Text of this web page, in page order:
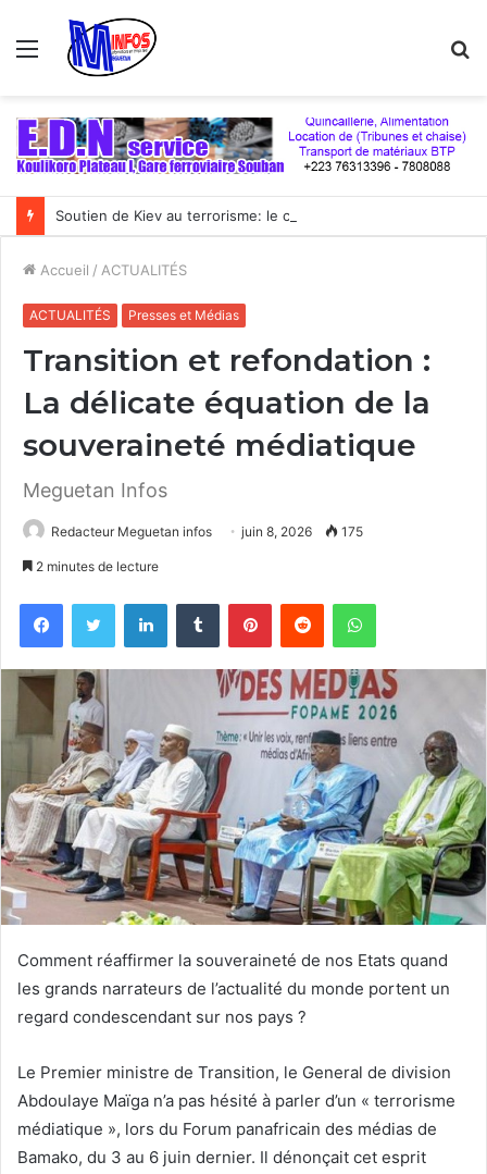
Menu
Accueil / ACTUALITÉS
ACTUALITÉS Presses et Médias
Transition et refondation :
La délicate équation de la
souveraineté médiatique
Meguetan Infos
Redacteur Meguetan infos juin 8, 2026 175
2 minutes de lecture
Comment réaffirmer la souveraineté de nos Etats quand
les grands narrateurs de l’actualité du monde portent un
regard condescendant sur nos pays ?
Le Premier ministre de Transition, le General de division
Abdoulaye Maïga n’a pas hésité à parler d’un « terrorisme
médiatique », lors du Forum panafricain des médias de
Bamako, du 3 au 6 juin dernier. Il dénonçait cet esprit